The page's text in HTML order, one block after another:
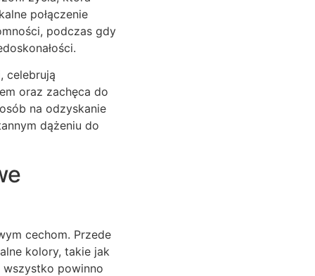
połączenie
podczas gdy
celebrują
oraz zachęca do
na odzyskanie
dążeniu do
cechom. Przede
kolory, takie jak
wszystko powinno